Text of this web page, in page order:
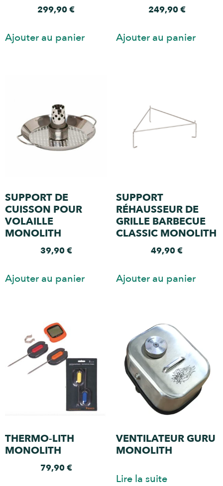
299,90€
Ajouter au panier
249,90€
Ajouter au panier
SUPPORT DE
CUISSON POUR
VOLAILLE
MONOLITH
39,90€
Ajouter au panier
SUPPORT
RÉHAUSSEUR DE
GRILLE BARBECUE
CLASSIC MONOLITH
49,90€
Ajouter au panier
THERMO-LITH
MONOLITH
79,90€
VENTILATEUR GURU
MONOLITH
Lire la suite